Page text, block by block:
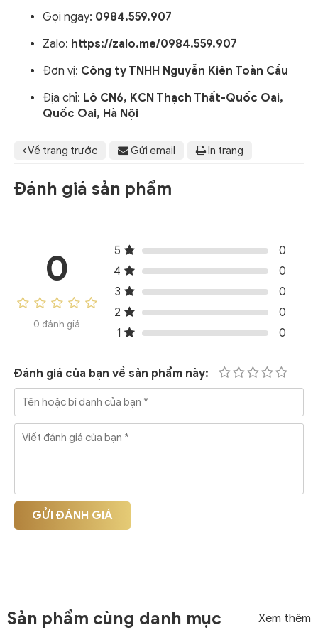
Gọi ngay: 0984.559.907
Zalo: https://zalo.me/0984.559.907
Đơn vị: Công ty TNHH Nguyễn Kiên Toàn Cầu
Địa chỉ: Lô CN6, KCN Thạch Thất-Quốc Oai,
Quốc Oai, Hà Nội
Về trang trước Gửi email In trang
Đánh giá sản phẩm
0
0 đánh giá
5
0
4
0
3
0
2
0
1
0
Đánh giá của bạn về sản phẩm này:
GỬI ĐÁNH GIÁ
Sản phẩm cùng danh mục Xem thêm